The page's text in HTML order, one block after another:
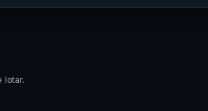
lotar.